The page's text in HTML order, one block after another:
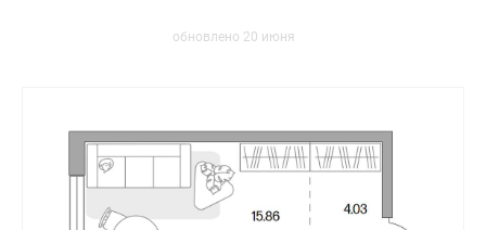
обновлено 20 июня